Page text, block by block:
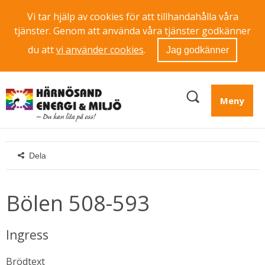
Vi tar hjälp av cookies för att tillhandahålla våra
tjänster. Genom att använda våra tjänster godkänner
du attvi använder cookies. Jag godkänner
Meny
Dela
Bölen 508-593
Ingress
Brödtext